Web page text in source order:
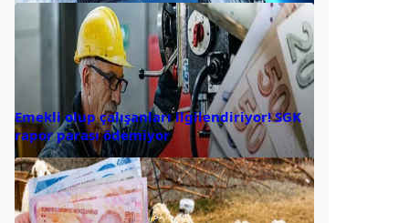
Emekli olup çalışanları ilgilendiriyor! SGK
rapor parası ödemiyor